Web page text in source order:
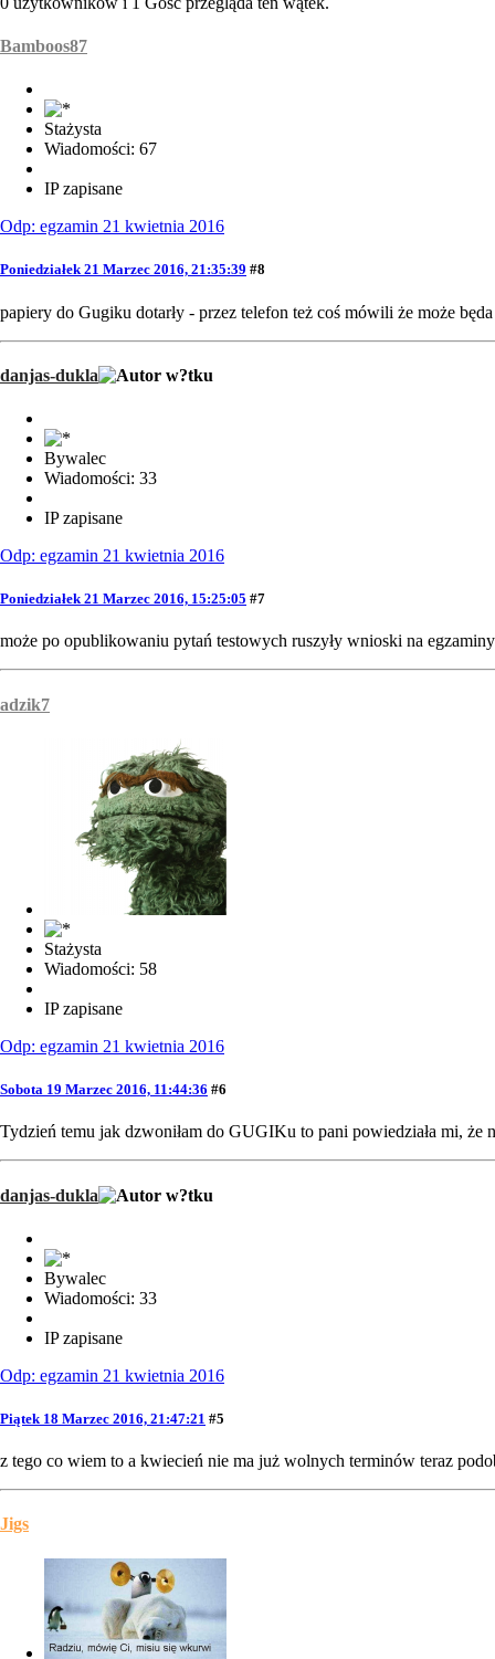
Bamboos87
Stażysta
Wiadomości: 67
IP zapisane
Odp: egzamin 21 kwietnia 2016
Poniedziałek 21 Marzec 2016, 21:35:39 #8
papiery do Gugiku dotarły - przez telefon też coś mówili że może
danjas-dukla
Bywalec
Wiadomości: 33
IP zapisane
Odp: egzamin 21 kwietnia 2016
Poniedziałek 21 Marzec 2016, 15:25:05 #7
może po opublikowaniu pytań testowych ruszyły wnioski na
adzik7
Stażysta
Wiadomości: 58
IP zapisane
Odp: egzamin 21 kwietnia 2016
Sobota 19 Marzec 2016, 11:44:36 #6
Tydzień temu jak dzwoniłam do GUGIKu to pani powiedziała mi, że
danjas-dukla
Bywalec
Wiadomości: 33
IP zapisane
Odp: egzamin 21 kwietnia 2016
Piątek 18 Marzec 2016, 21:47:21 #5
z tego co wiem to a kwiecień nie ma już wolnych terminów teraz
Jigs